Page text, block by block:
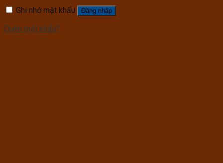
Ghi nhớ mật khẩu
Đăng nhập
Quên mật khẩu?